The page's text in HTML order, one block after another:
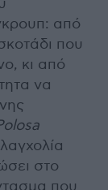
από
που
κι από
να
στο
που